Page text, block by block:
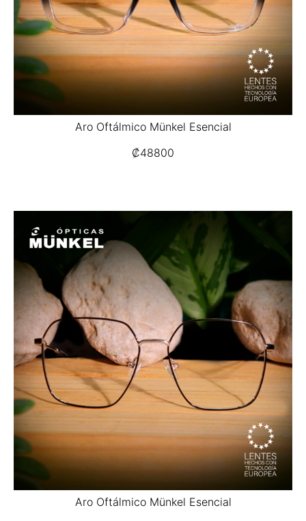
Aro Oftálmico Münkel Esencial
₡48800
Aro Oftálmico Münkel Esencial